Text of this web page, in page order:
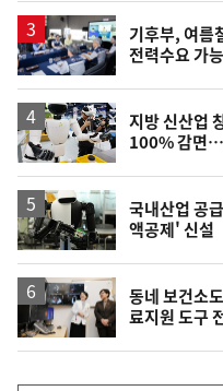
기후부, 여름
전력수요 가
지방 신산업
100% 감면…
국내산업 공
액공제' 신설
동네 보건소
료지원 도구